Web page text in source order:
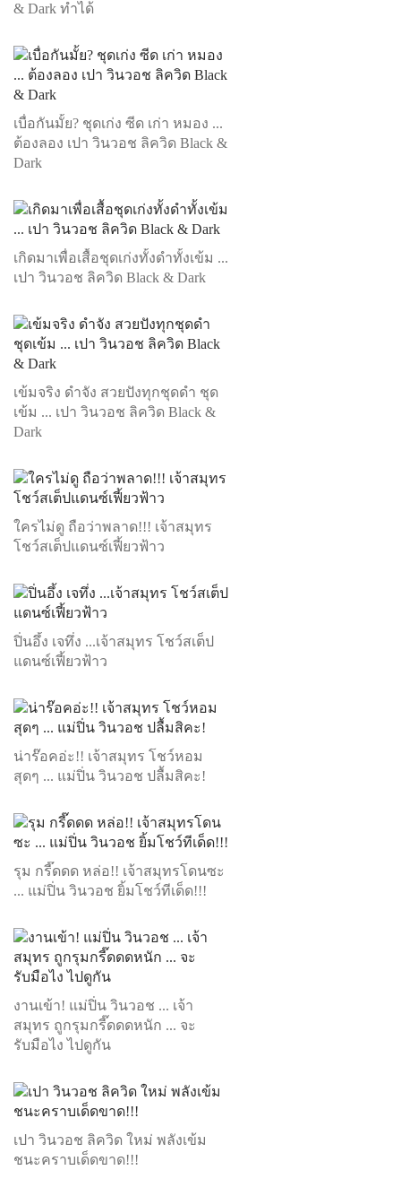
& Dark ทำได้
เบื่อกันมั้ย? ชุดเก่ง ซีด เก่า หมอง ...
ต้องลอง เปา วินวอช ลิควิด Black &
Dark
เกิดมาเพื่อเสื้อชุดเก่งทั้งดำทั้งเข้ม ...
เปา วินวอช ลิควิด Black & Dark
เข้มจริง ดำจัง สวยปังทุกชุดดำ ชุด
เข้ม ... เปา วินวอช ลิควิด Black &
Dark
ใครไม่ดู ถือว่าพลาด!!! เจ้าสมุทร
โชว์สเต็ปแดนซ์เฟี้ยวฟ้าว
ปิ่นอึ้ง เจทึ่ง ...เจ้าสมุทร โชว์สเต็ป
แดนซ์เฟี้ยวฟ้าว
น่าร๊อคอ่ะ!! เจ้าสมุทร โชว์หอม
สุดๆ ... แม่ปิ่น วินวอช ปลื้มสิคะ!
รุม กรี๊ดดด หล่อ!! เจ้าสมุทรโดนซะ
... แม่ปิ่น วินวอช ยิ้มโชว์ทีเด็ด!!!
งานเข้า! แม่ปิ่น วินวอช ... เจ้า
สมุทร ถูกรุมกรี๊ดดดหนัก ... จะ
รับมือไง ไปดูกัน
เปา วินวอช ลิควิด ใหม่ พลังเข้ม
ชนะคราบเด็ดขาด!!!